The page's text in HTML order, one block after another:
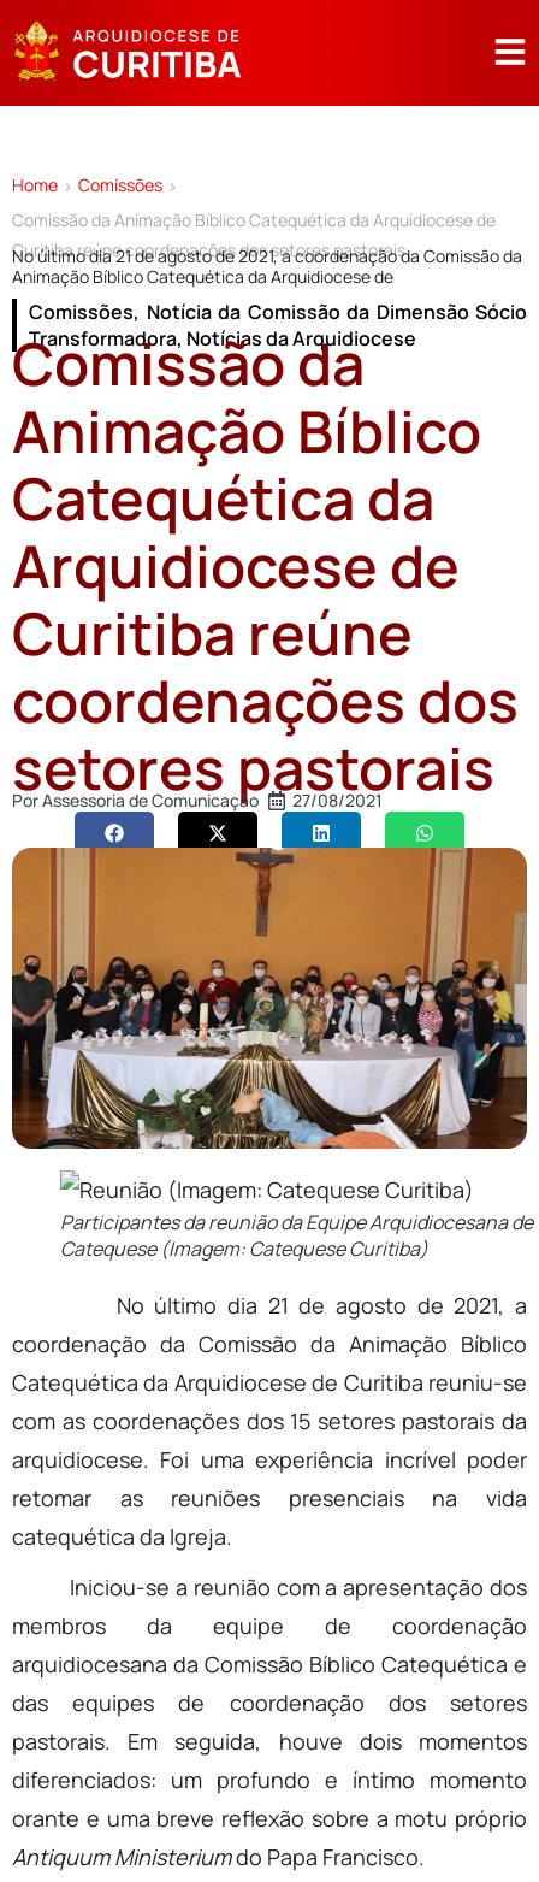
Home > Comissões >
Comissão da Animação Bíblico Catequética da Arquidiocese de
Curitiba reúne coordenações dos setores pastorais
No último dia 21 de agosto de 2021, a coordenação da Comissão da
Animação Bíblico Catequética da Arquidiocese de
Comissões, Notícia da Comissão da Dimensão Sócio
Transformadora, Notícias da Arquidiocese
Comissão da
Animação Bíblico
Catequética da
Arquidiocese de
Curitiba reúne
coordenações dos
setores pastorais
PorAssessoria de Comunicação 27/08/2021
Participantes da reunião da Equipe Arquidiocesana de
Catequese (Imagem: Catequese Curitiba)
No último dia 21 de agosto de 2021, a
coordenação da Comissão da Animação Bíblico
Catequética da Arquidiocese de Curitiba reuniu-se
com as coordenações dos 15 setores pastorais da
arquidiocese. Foi uma experiência incrível poder
retomar as reuniões presenciais na vida
catequética da Igreja.
Iniciou-se a reunião com a apresentação dos
membros da equipe de coordenação
arquidiocesana da Comissão Bíblico Catequética e
das equipes de coordenação dos setores
pastorais. Em seguida, houve dois momentos
diferenciados: um profundo e íntimo momento
orante e uma breve reflexão sobre a motu próprio
Antiquum Ministeriumdo Papa Francisco.